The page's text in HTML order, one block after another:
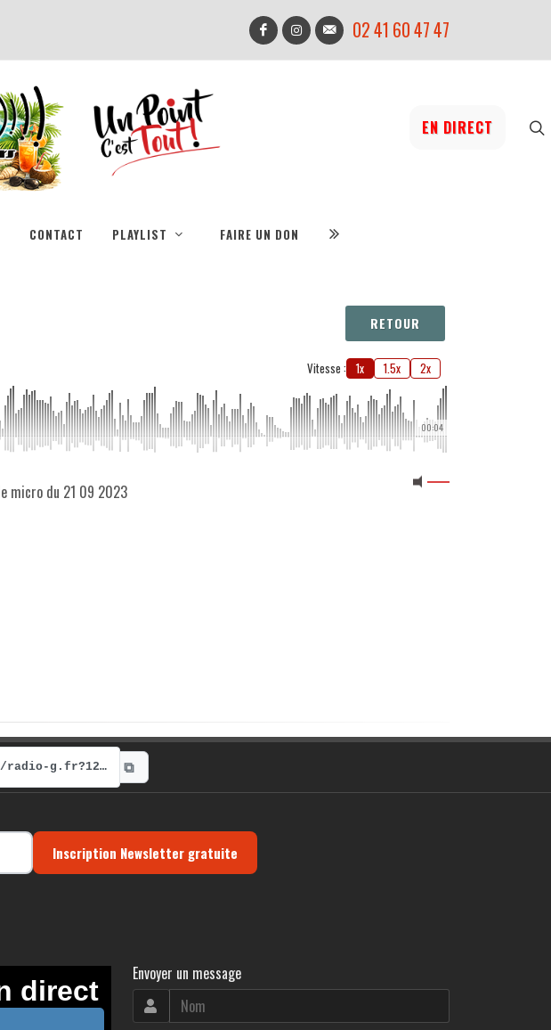
02 41 60 47 47
EN DIRECT
CONTACT PLAYLIST FAIRE UN DON
RETOUR
Vitesse : 1x 1.5x 2x
00:04
micro du 21 09 2023
https://radio-g.fr?12310 ⧉
Inscription Newsletter gratuite
Envoyer un message